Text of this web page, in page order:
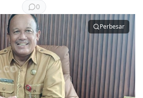
0
Perbesar